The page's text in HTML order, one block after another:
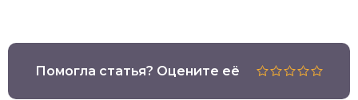
Помогла статья? Оцените её